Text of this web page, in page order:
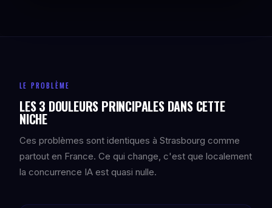
LE PROBLÈME
LES 3 DOULEURS PRINCIPALES DANS CETTE
NICHE
Ces problèmes sont identiques à Strasbourg comme
partout en France. Ce qui change, c'est que localement
la concurrence IA est quasi nulle.